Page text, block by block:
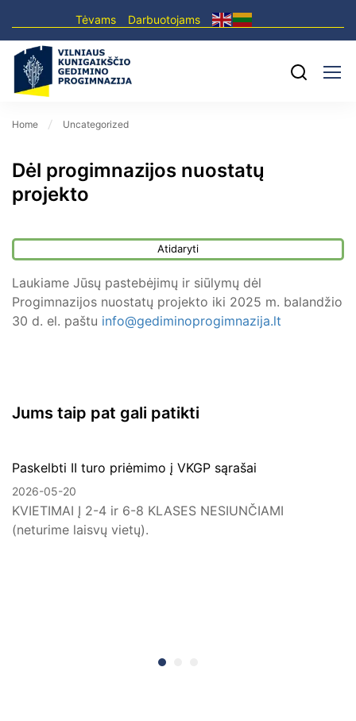
Tėvams Darbuotojams
Home Uncategorized
Dėl progimnazijos nuostatų
projekto
Atidaryti
Laukiame Jūsų pastebėjimų ir siūlymų dėl
Progimnazijos nuostatų projekto iki 2025 m. balandžio
30 d. el. paštu info@gediminoprogimnazija.lt
Jums taip pat gali patikti
Paskelbti II turo priėmimo į VKGP sąrašai
2026-05-20
KVIETIMAI Į 2-4 ir 6-8 KLASES NESIUNČIAMI
(neturime laisvų vietų).